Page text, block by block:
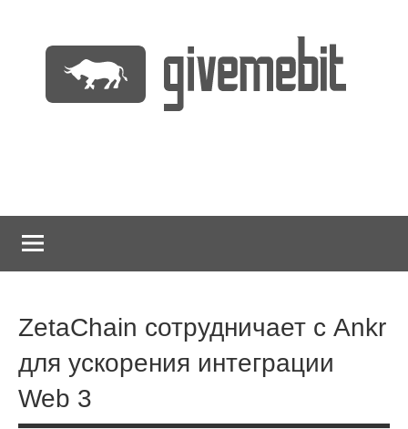
содержимому
ZetaChain сотрудничает с Ankr
для ускорения интеграции
Web 3